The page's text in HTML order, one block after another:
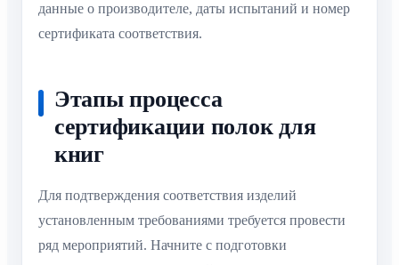
данные о производителе, даты испытаний и номер
сертификата соответствия.
Этапы процесса
сертификации полок для
книг
Для подтверждения соответствия изделий
установленным требованиями требуется провести
ряд мероприятий. Начните с подготовки